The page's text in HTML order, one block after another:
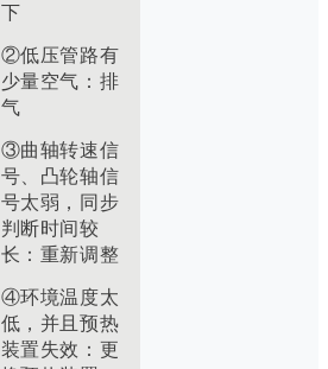
下
②低压管路有
少量空气： 排
气
③曲轴转速信
号、凸轮轴信
号太弱，同步
判断时间较
长： 重新调整
④环境温度太
低，并且预热
装置失效： 更